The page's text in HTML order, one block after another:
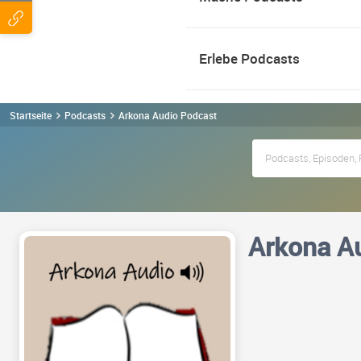
Erlebe Podcasts
Startseite Podcasts Arkona Audio Podcast
Arkona